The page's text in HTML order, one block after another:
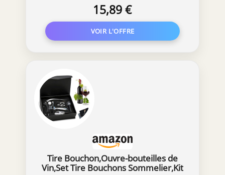
15,89 €
Tire Bouchon,Ouvre-bouteilles de
Vin,Set Tire Bouchons Sommelier,Kit